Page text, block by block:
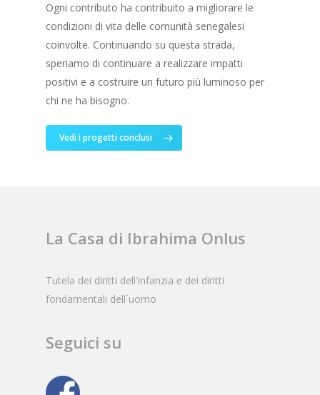
Ogni contributo ha contribuito a migliorare le
condizioni di vita delle comunità senegalesi
coinvolte. Continuando su questa strada,
speriamo di continuare a realizzare impatti
positivi e a costruire un futuro più luminoso per
chi ne ha bisogno.
Vedi i progetti conclusi
La Casa di Ibrahima Onlus
Tutela dei diritti dell'infanzia e dei diritti
fondamentali dell´uomo
Seguici su